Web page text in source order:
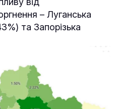
– Луганська
та Запорізька